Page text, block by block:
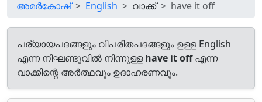
അമർകോഷ് English വാക്ക് have it off
പര്യായപദങ്ങളും വിപരീതപദങ്ങളും ഉള്ള English
എന്ന നിഘണ്ടുവിൽ നിന്നുള്ള have it offഎന്ന
വാക്കിന്റെ അർത്ഥവും ഉദാഹരണവും.